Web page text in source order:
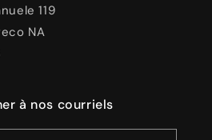
119
NA
à nos courriels